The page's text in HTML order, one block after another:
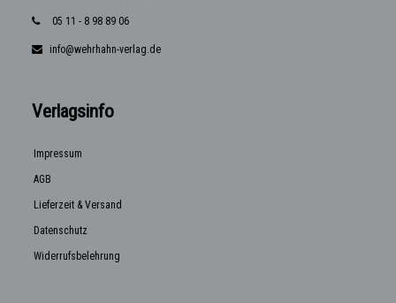
05 11 - 8 98 89 06
info@wehrhahn-verlag.de
Verlagsinfo
Impressum
AGB
Lieferzeit & Versand
Datenschutz
Widerrufsbelehrung